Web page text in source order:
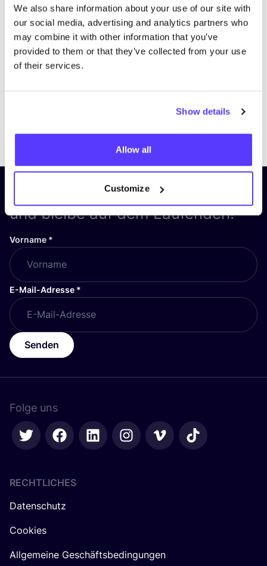
We also share information about your use of our site with
our social media, advertising and analytics partners who
may combine it with other information that you’ve
provided to them or that they’ve collected from your use
of their services.
Show details
Allow all
Customize
Abonniere unseren Newsletter
und bleibe auf dem Laufenden!
Vorname *
E-Mail-Adresse *
Senden
Folge uns
RECHTLICHES
Datenschutz
Cookies
Allgemeine Geschäftsbedingungen